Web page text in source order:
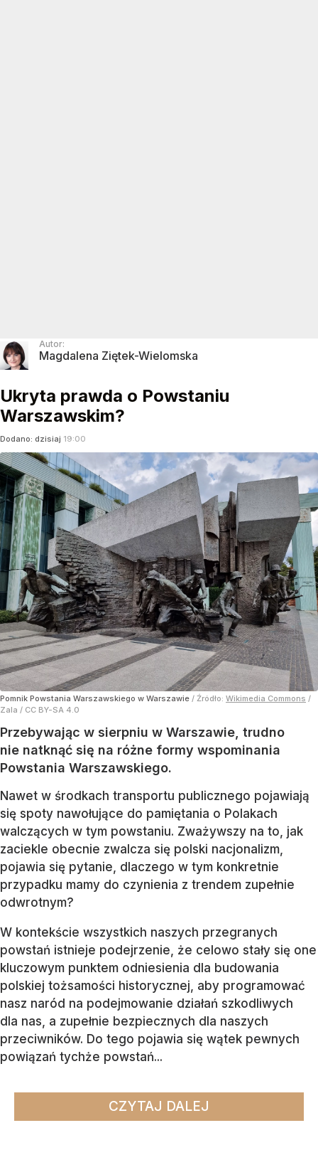
Autor:
Magdalena Ziętek-Wielomska
Ukryta prawda o Powstaniu
Warszawskim?
Dodano: dzisiaj 19:00
Pomnik Powstania Warszawskiego w Warszawie / Źródło: Wikimedia Commons /
Zala / CC BY-SA 4.0
Przebywając w sierpniu w Warszawie, trudno
nie natknąć się na różne formy wspominania
Powstania Warszawskiego.
Nawet w środkach transportu publicznego pojawiają
się spoty nawołujące do pamiętania o Polakach
walczących w tym powstaniu. Zważywszy na to, jak
zaciekle obecnie zwalcza się polski nacjonalizm,
pojawia się pytanie, dlaczego w tym konkretnie
przypadku mamy do czynienia z trendem zupełnie
odwrotnym?
W kontekście wszystkich naszych przegranych
powstań istnieje podejrzenie, że celowo stały się one
kluczowym punktem odniesienia dla budowania
polskiej tożsamości historycznej, aby programować
nasz naród na podejmowanie działań szkodliwych
dla nas, a zupełnie bezpiecznych dla naszych
przeciwników. Do tego pojawia się wątek pewnych
powiązań tychże powstań...
CZYTAJ DALEJ